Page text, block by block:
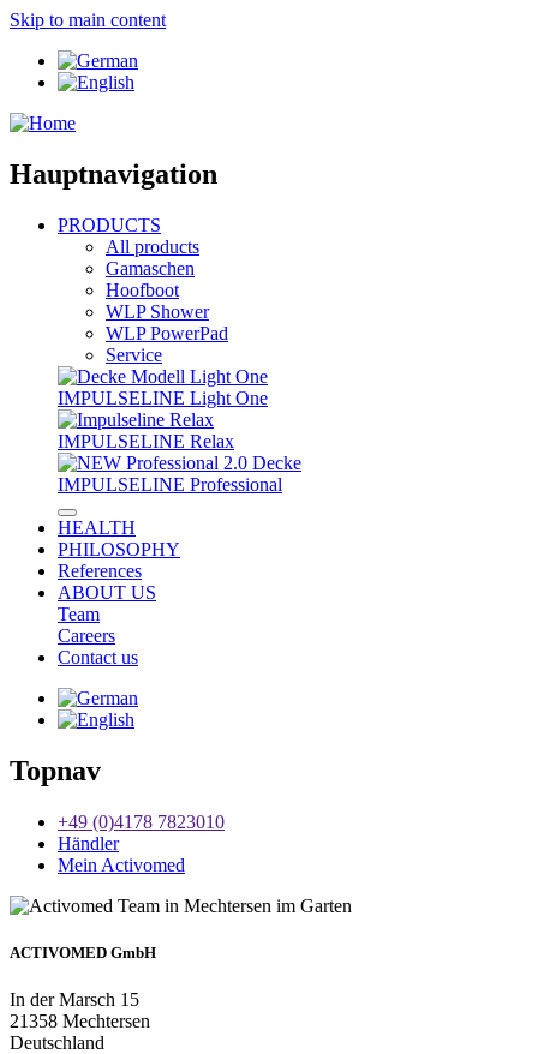
Skip to main content
Hauptnavigation
PRODUCTS
All products
Gamaschen
Hoofboot
WLP Shower
WLP PowerPad
Service
IMPULSELINE Light One
IMPULSELINE Relax
IMPULSELINE Professional
HEALTH
PHILOSOPHY
References
ABOUT US
Team
Careers
Contact us
Topnav
+49 (0)4178 7823010
Händler
Mein Activomed
ACTIVOMED GmbH
In der Marsch 15
21358 Mechtersen
Deutschland